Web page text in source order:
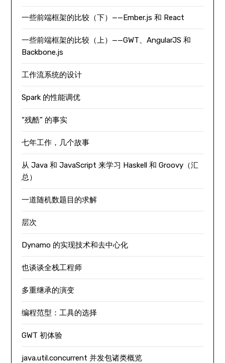
一些前端框架的比较（下）——Ember.js 和 React
一些前端框架的比较（上）——GWT、AngularJS 和
Backbone.js
工作流系统的设计
Spark 的性能调优
“残酷” 的事实
七年工作，几个故事
从 Java 和 JavaScript 来学习 Haskell 和 Groovy（汇
总）
一道随机数题目的求解
层次
Dynamo 的实现技术和去中心化
也谈谈全栈工程师
多重继承的演变
编程范型：工具的选择
GWT 初体验
java.util.concurrent 并发包诸类概览